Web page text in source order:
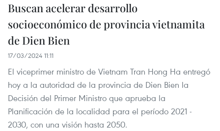
Buscan acelerar desarrollo
socioeconómico de provincia vietnamita
de Dien Bien
17/03/2024 11:11
El viceprimer ministro de Vietnam Tran Hong Ha entregó
hoy a la autoridad de la provincia de Dien Bien la
Decisión del Primer Ministro que aprueba la
Planificación de la localidad para el período 2021 -
2030, con una visión hasta 2050.